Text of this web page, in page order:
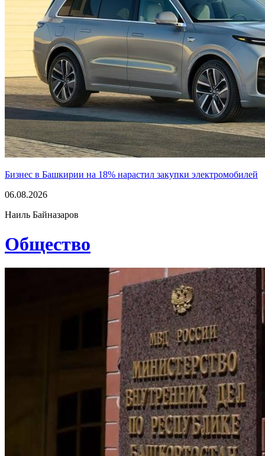
Бизнес в Башкирии на 18% нарастил закупки электромобилей
06.08.2026
Наиль Байназаров
Общество